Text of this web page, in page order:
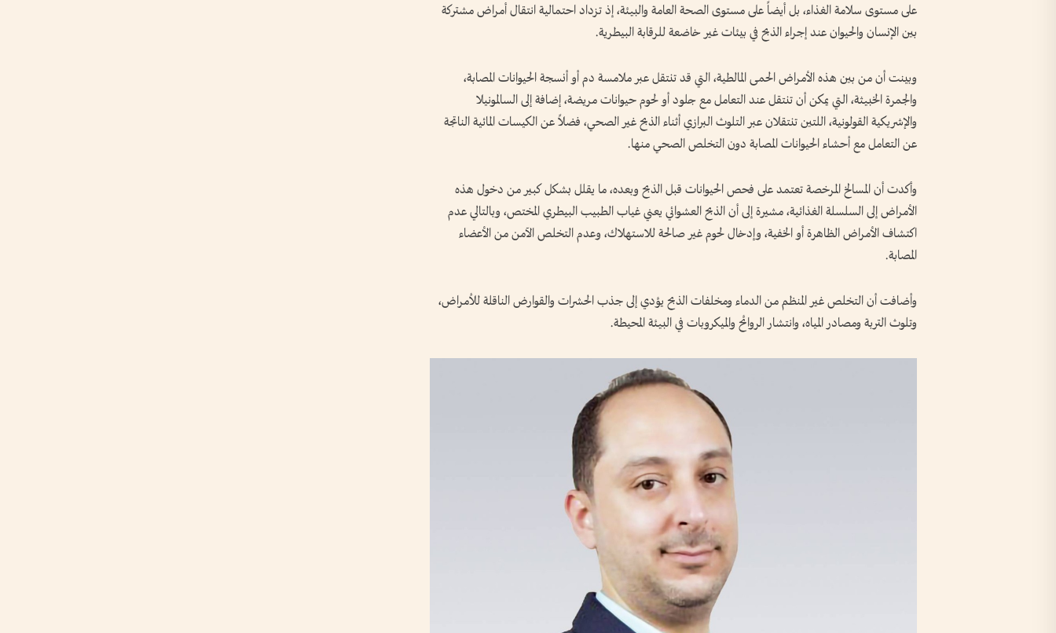
على مستوى سلامة الغذاء، بل أيضاً على مستوى الصحة العامة والبيئة، إذ تزداد احتمالية انتقال أمراض مشتركة
بين الإنسان والحيوان عند إجراء الذبح في بيئات غير خاضعة للرقابة البيطرية.
وبينت أن من بين هذه الأمراض الحمى المالطية، التي قد تنتقل عبر ملامسة دم أو أنسجة الحيوانات المصابة،
والجمرة الخبيثة، التي يمكن أن تنتقل عند التعامل مع جلود أو لحوم حيوانات مريضة، إضافة إلى السالمونيلا
والإشريكية القولونية، اللتين تنتقلان عبر التلوث البرازي أثناء الذبح غير الصحي، فضلاً عن الكيسات المائية الناتجة
عن التعامل مع أحشاء الحيوانات المصابة دون التخلص الصحي منها.
وأكدت أن المسالخ المرخصة تعتمد على فحص الحيوانات قبل الذبح وبعده، ما يقلل بشكل كبير من دخول هذه
الأمراض إلى السلسلة الغذائية، مشيرة إلى أن الذبح العشوائي يعني غياب الطبيب البيطري المختص، وبالتالي عدم
اكتشاف الأمراض الظاهرة أو الخفية، وإدخال لحوم غير صالحة للاستهلاك، وعدم التخلص الآمن من الأعضاء
المصابة.
وأضافت أن التخلص غير المنظم من الدماء ومخلفات الذبح يؤدي إلى جذب الحشرات والقوارض الناقلة للأمراض،
وتلوث التربة ومصادر المياه، وانتشار الروائح والميكروبات في البيئة المحيطة.